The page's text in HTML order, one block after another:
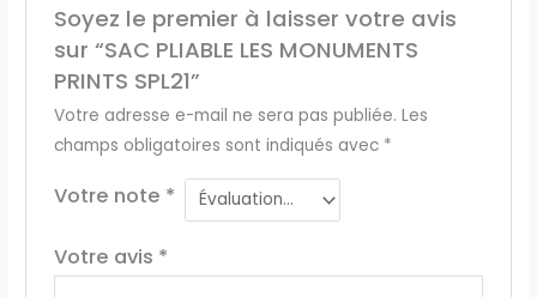
Soyez le premier à laisser votre avis
sur “SAC PLIABLE LES MONUMENTS
PRINTS SPL21”
Votre adresse e-mail ne sera pas publiée. Les
champs obligatoires sont indiqués avec *
Votre note *
Votre avis *